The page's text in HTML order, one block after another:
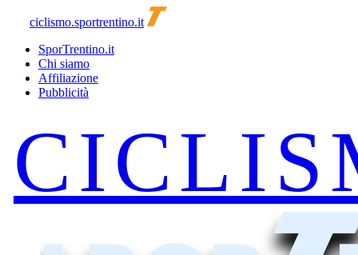
ciclismo.sportrentino.it
SporTrentino.it
Chi siamo
Affiliazione
Pubblicità